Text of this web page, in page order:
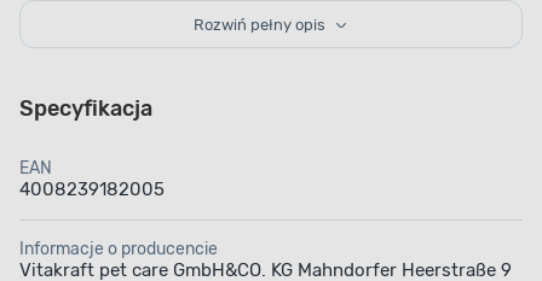
Przysmak dla kota Cat Stick Mini 3 sztuki
kaczka/królik Vitakraft przeznaczony jest
ma wyśmienity zapach i smak, a jej receptura jest
pozbawiona cukru oraz sztucznych dodatków
wszystkim mięso i produkty pochodzenia zwierzęcego
oraz minerały. Produkt jest dostępny w różnych
Rozwiń pełny opis
Specyfikacja
EAN
4008239182005
Informacje o producencie
Vitakraft pet care GmbH&CO. KG Mahndorfer Heerstraße 9